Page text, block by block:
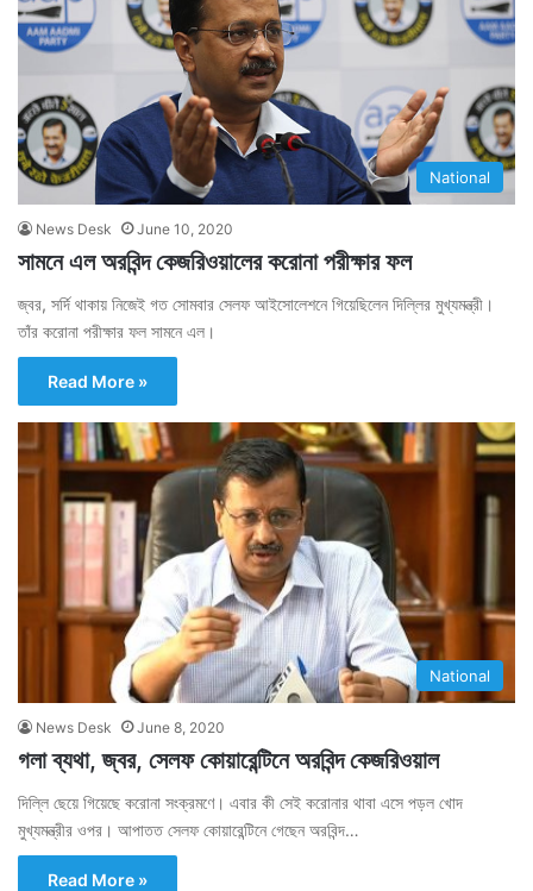
National
News Desk June 10, 2020
সামনে এল অরবিন্দ কেজরিওয়ালের করোনা পরীক্ষার ফল
জ্বর, সর্দি থাকায় নিজেই গত সোমবার সেলফ আইসোলেশনে গিয়েছিলেন দিল্লির মুখ্যমন্ত্রী।
তাঁর করোনা পরীক্ষার ফল সামনে এল।
Read More »
National
News Desk June 8, 2020
গলা ব্যথা, জ্বর, সেলফ কোয়ারেন্টিনে অরবিন্দ কেজরিওয়াল
দিল্লি ছেয়ে গিয়েছে করোনা সংক্রমণে। এবার কী সেই করোনার থাবা এসে পড়ল খোদ
মুখ্যমন্ত্রীর ওপর। আপাতত সেলফ কোয়ারেন্টিনে গেছেন অরবিন্দ…
Read More »